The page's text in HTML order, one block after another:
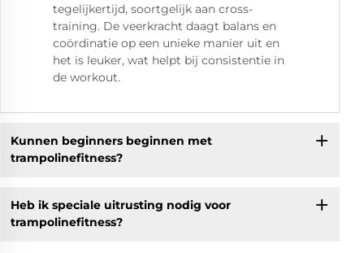
tegelijkertijd, soortgelijk aan cross-
training. De veerkracht daagt balans en
coördinatie op een unieke manier uit en
het is leuker, wat helpt bij consistentie in
de workout.
Kunnen beginners beginnen met
trampolinefitness?
Heb ik speciale uitrusting nodig voor
trampolinefitness?